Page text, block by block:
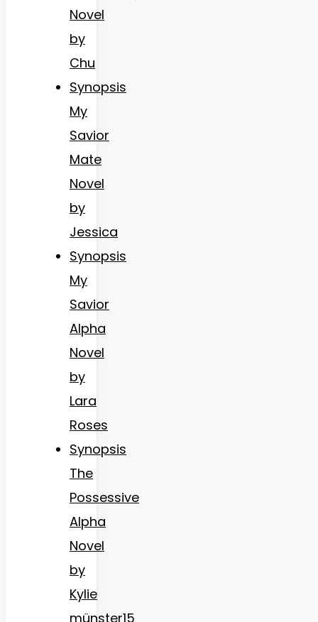
Novel
by
Chu
Synopsis
My
Savior
Mate
Novel
by
Jessica
Synopsis
My
Savior
Alpha
Novel
by
Lara
Roses
Synopsis
The
Possessive
Alpha
Novel
by
Kylie
münster15